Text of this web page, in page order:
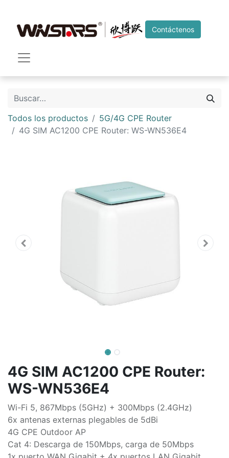
Contáctenos
Todos los productos
5G/4G CPE Router
4G SIM AC1200 CPE Router: WS-WN536E4
4G SIM AC1200 CPE Router:
WS-WN536E4
Wi-Fi 5, 867Mbps (5GHz) + 300Mbps (2.4GHz)
6x antenas externas plegables de 5dBi
4G CPE Outdoor AP
Cat 4: Descarga de 150Mbps, carga de 50Mbps